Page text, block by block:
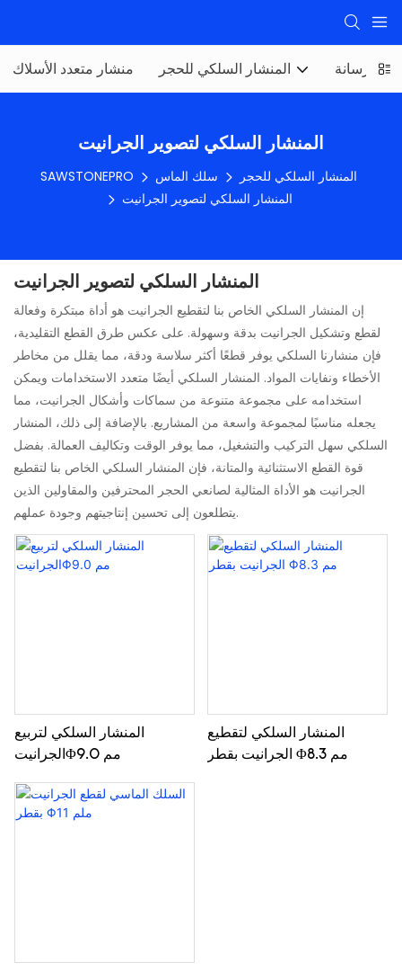
منشار متعدد الأسلاك المنشار السلكي للحجر للخرسانة
المنشار السلكي لتصوير الجرانيت
SAWSTONEPRO
سلك الماس
المنشار السلكي للحجر
المنشار السلكي لتصوير الجرانيت
المنشار السلكي لتصوير الجرانيت
إن المنشار السلكي الخاص بنا لتقطيع الجرانيت هو أداة مبتكرة وفعالة
لقطع وتشكيل الجرانيت بدقة وسهولة. على عكس طرق القطع التقليدية،
فإن منشارنا السلكي يوفر قطعًا أكثر سلاسة ودقة، مما يقلل من مخاطر
الأخطاء ونفايات المواد. المنشار السلكي أيضًا متعدد الاستخدامات ويمكن
استخدامه على مجموعة متنوعة من سماكات وأشكال الجرانيت، مما
يجعله مناسبًا لمجموعة واسعة من المشاريع. بالإضافة إلى ذلك، المنشار
السلكي سهل التركيب والتشغيل، مما يوفر الوقت وتكاليف العمالة. بفضل
قوة القطع الاستثنائية والمتانة، فإن المنشار السلكي الخاص بنا لتقطيع
الجرانيت هو الأداة المثالية لصانعي الحجر المحترفين والمقاولين الذين
يتطلعون إلى تحسين إنتاجيتهم وجودة عملهم.
المنشار السلكي لتربيع
الجرانيتΦ9.0 مم
المنشار السلكي لتقطيع
الجرانيت بقطر Φ8.3 مم